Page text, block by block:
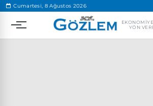
Cumartesi, 8 Ağustos 2026
YÖN